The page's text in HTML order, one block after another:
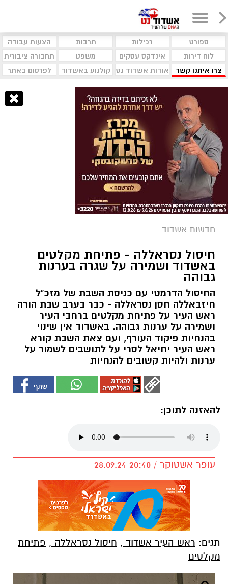
ספורט רכילות תרבות
הצעות עבודה
לוח דירות
אינדקס עסקים משפט
תחבורה ציבורית
צרו איתנו קשר
אודות אשדוד נט קולנוע באשדוד לפרסום באתר
חדשות אשדוד
חיסול נסראללה - פתיחת מקלטים
באשדוד ושמירה על שגרה בערנות
גבוהה
החיסול הדרמטי עם כניסת השבת של מזכ"ל
חיזבאללה חסן נסראללה - כבר בערב שבת הורה
ראש העיר על פתיחת מקלטים ברחבי העיר
ושמירה על ערנות גבוהה. באשדוד אין שינוי
בהנחיות פיקוד העורף, ועם צאת השבת קורא
ראש העיר יחיאל לסרי על לתושבים לשמור על
ערנות ולהיות קשובים להנחיות
להאזנה לתוכן:
עופר אשטוקר / 20:40 28.09.24
תגים: ראש העיר אשדוד , חיסול נסראללה , פתיחת
מקלטים